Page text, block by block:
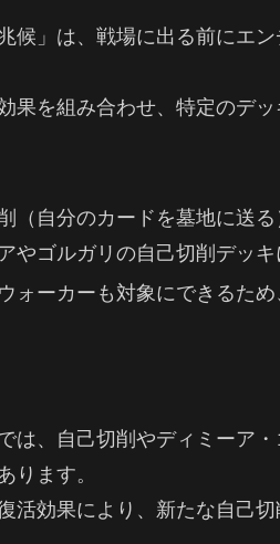
候」は、戦場に出る前にエ
果を組み合わせ、特定のデッ
（自分のカードを墓地に送
やゴルガリの自己切削デッキ
ォーカーも対象にできるた
は、自己切削やディミーア
ります。
活効果により、新たな自己